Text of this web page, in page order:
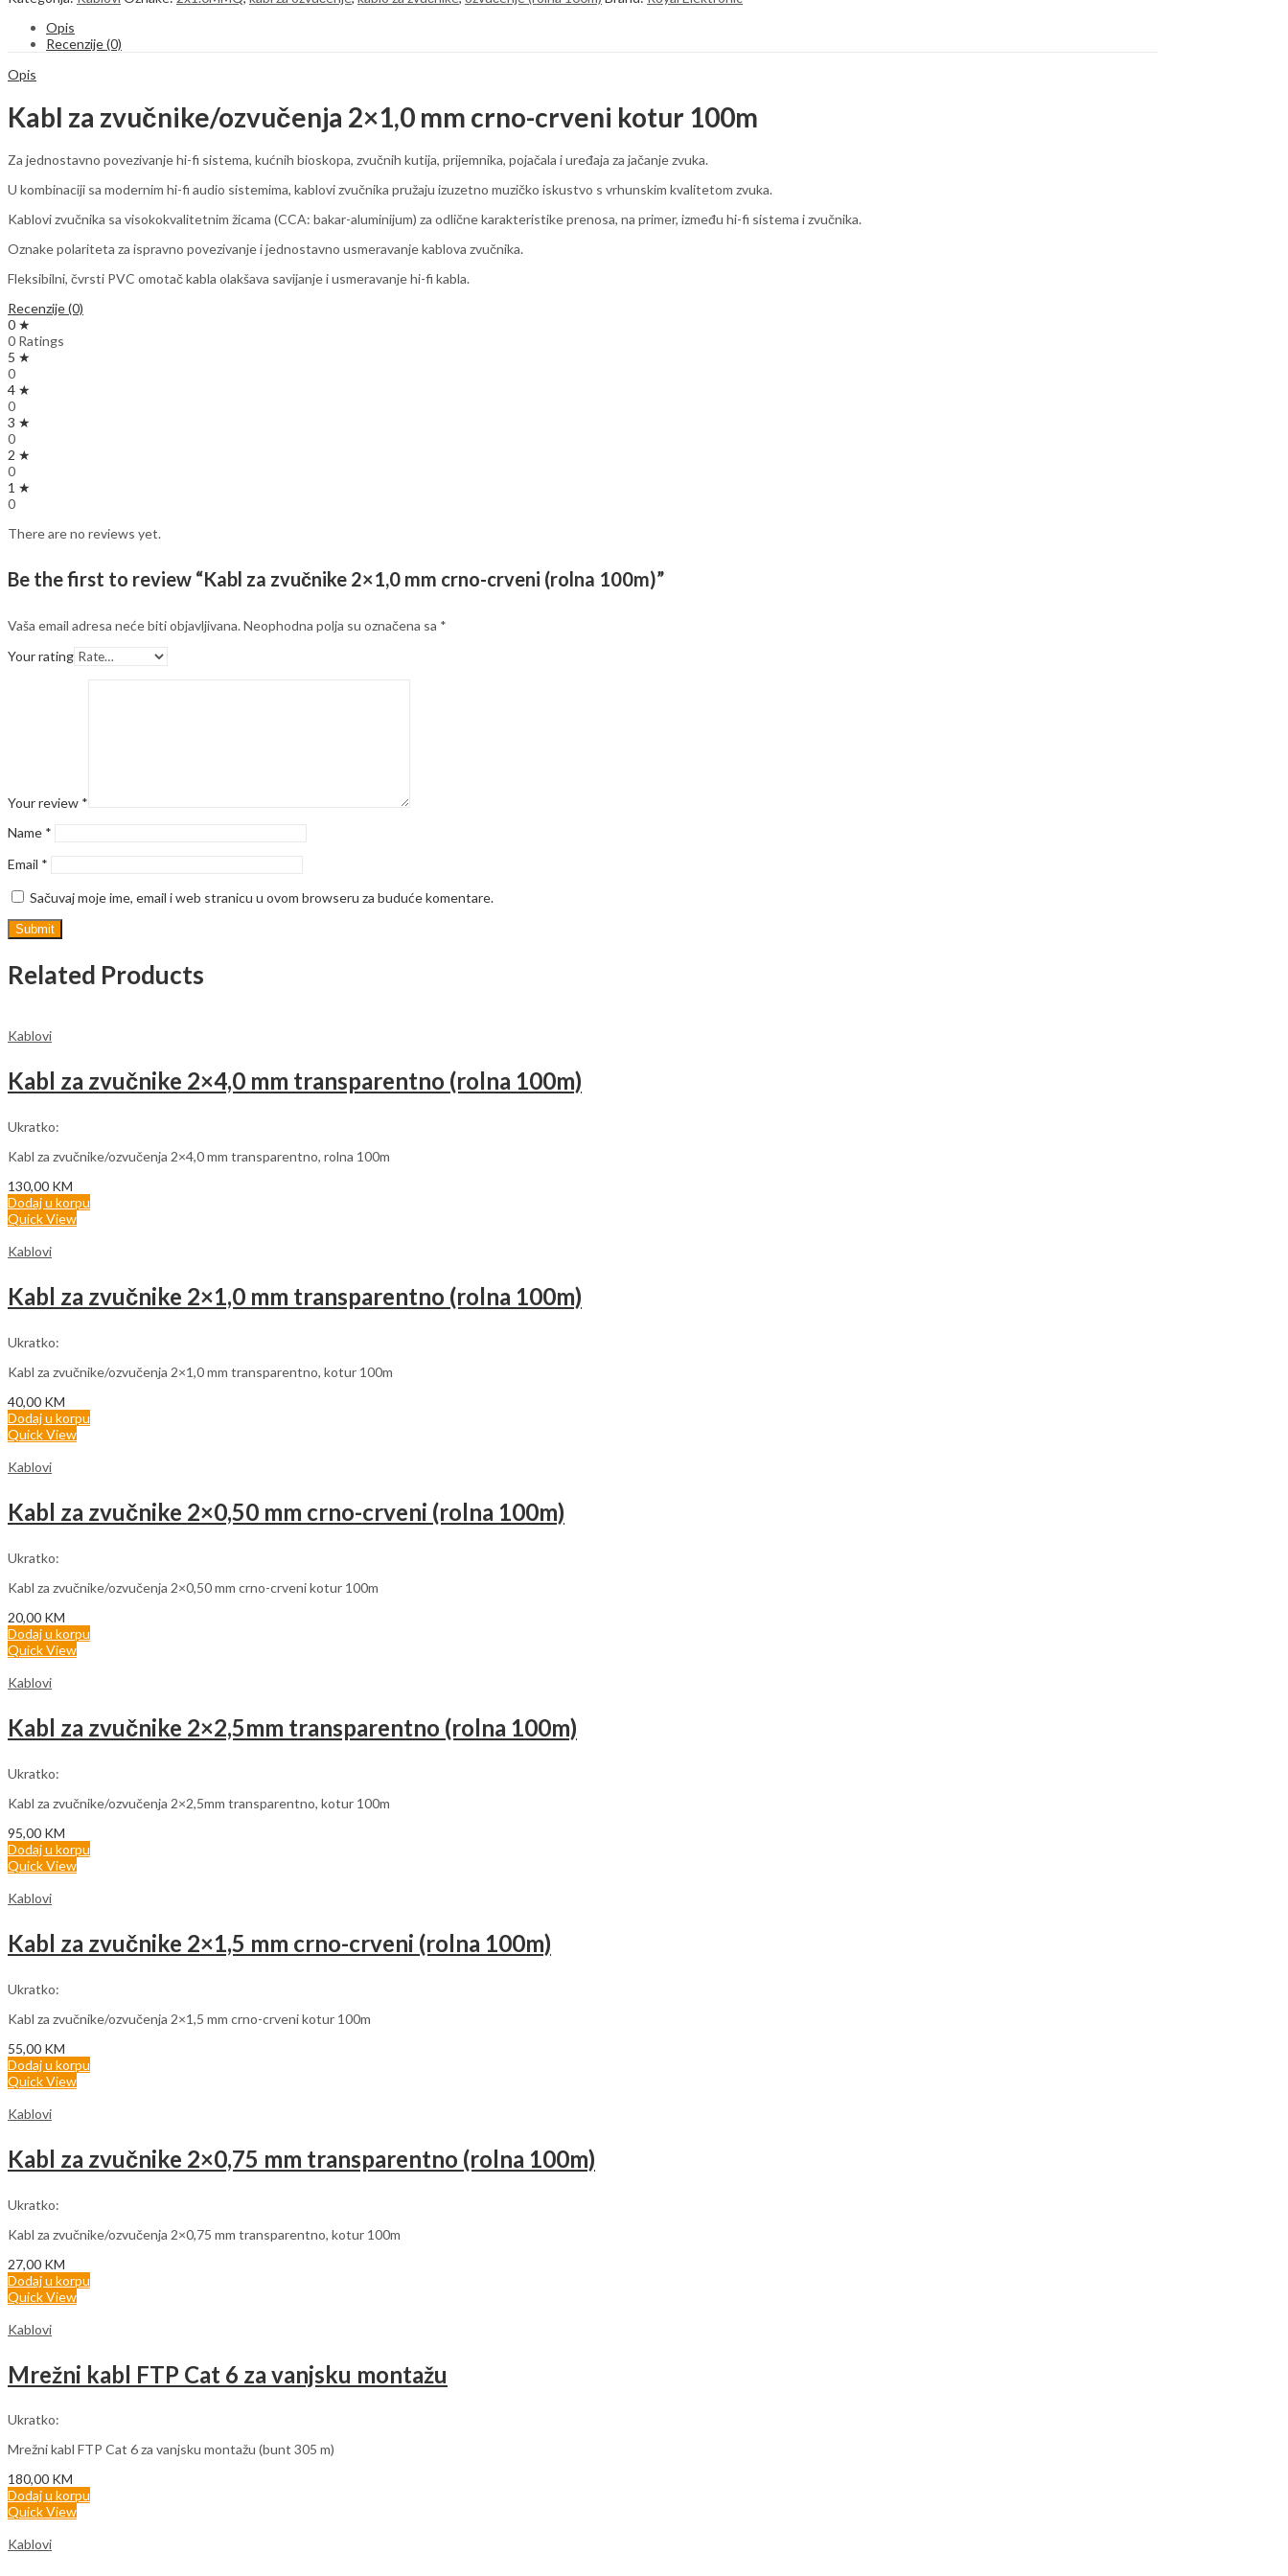
mm
crno-
crveni
(rolna
100m)
quantity
Opis
Recenzije (0)
Opis
Kabl za zvučnike/ozvučenja 2×1,0 mm crno-crveni kotur 100m
Za jednostavno povezivanje hi-fi sistema, kućnih bioskopa, zvučnih kutija, prijemnika, pojačala i uređaja za jačanje zvuka.
U kombinaciji sa modernim hi-fi audio sistemima, kablovi zvučnika pružaju izuzetno muzičko iskustvo s vrhunskim kvalitetom zvuka.
Kablovi zvučnika sa visokokvalitetnim žicama (CCA: bakar-aluminijum) za odlične karakteristike prenosa, na primer, između hi-fi sistema i zvučnika.
Oznake polariteta za ispravno povezivanje i jednostavno usmeravanje kablova zvučnika.
Fleksibilni, čvrsti PVC omotač kabla olakšava savijanje i usmeravanje hi-fi kabla.
Recenzije (0)
0 ★
0 Ratings
5 ★
0
4 ★
0
3 ★
0
2 ★
0
1 ★
0
There are no reviews yet.
Be the first to review “Kabl za zvučnike 2×1,0 mm crno-crveni (rolna 100m)”
Vaša email adresa neće biti objavljivana.Neophodna polja su označena sa *
Your rating
Your review *
Name *
Email *
Sačuvaj moje ime, email i web stranicu u ovom browseru za buduće komentare.
Related Products
Kablovi
Kabl za zvučnike 2×4,0 mm transparentno (rolna 100m)
Ukratko:
Kabl za zvučnike/ozvučenja 2×4,0 mm transparentno, rolna 100m
130,00 KM
Dodaj u korpu
Quick View
Kablovi
Kabl za zvučnike 2×1,0 mm transparentno (rolna 100m)
Ukratko:
Kabl za zvučnike/ozvučenja 2×1,0 mm transparentno, kotur 100m
40,00 KM
Dodaj u korpu
Quick View
Kablovi
Kabl za zvučnike 2×0,50 mm crno-crveni (rolna 100m)
Ukratko:
Kabl za zvučnike/ozvučenja 2×0,50 mm crno-crveni kotur 100m
20,00 KM
Dodaj u korpu
Quick View
Kablovi
Kabl za zvučnike 2×2,5mm transparentno (rolna 100m)
Ukratko:
Kabl za zvučnike/ozvučenja 2×2,5mm transparentno, kotur 100m
95,00 KM
Dodaj u korpu
Quick View
Kablovi
Kabl za zvučnike 2×1,5 mm crno-crveni (rolna 100m)
Ukratko:
Kabl za zvučnike/ozvučenja 2×1,5 mm crno-crveni kotur 100m
55,00 KM
Dodaj u korpu
Quick View
Kablovi
Kabl za zvučnike 2×0,75 mm transparentno (rolna 100m)
Ukratko:
Kabl za zvučnike/ozvučenja 2×0,75 mm transparentno, kotur 100m
27,00 KM
Dodaj u korpu
Quick View
Kablovi
Mrežni kabl FTP Cat 6 za vanjsku montažu
Ukratko:
Mrežni kabl FTP Cat 6 za vanjsku montažu (bunt 305 m)
180,00 KM
Dodaj u korpu
Quick View
Kablovi